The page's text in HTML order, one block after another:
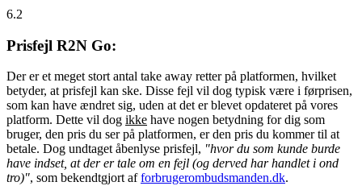
6.2
Prisfejl R2N Go:
Der er et meget stort antal take away retter på platformen, hvilket
betyder, at prisfejl kan ske. Disse fejl vil dog typisk være i førprisen,
som kan have ændret sig, uden at det er blevet opdateret på vores
platform. Dette vil dog ikke have nogen betydning for dig som
bruger, den pris du ser på platformen, er den pris du kommer til at
betale. Dog undtaget åbenlyse prisfejl, "hvor du som kunde burde
have indset, at der er tale om en fejl (og derved har handlet i ond
tro)", som bekendtgjort afforbrugerombudsmanden.dk.